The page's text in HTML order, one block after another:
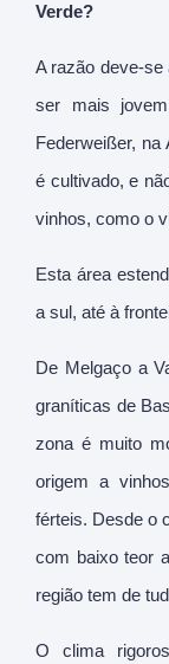
Verde?
A razão deve-se
ser mais
Federweißer,
é cultivado, e
vinhos, como o
Esta área
a sul, até à
De Melgaço a
graníticas de
zona é muito
origem a
férteis. Desde o
com baixo teor
região tem de
O clima